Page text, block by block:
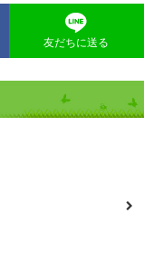
友だちに送る